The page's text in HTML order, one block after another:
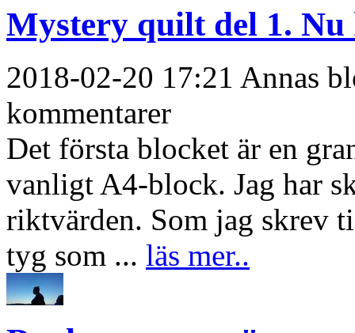
Mystery quilt del 1.
2018-02-20 17:21 Annas
kommentarer
Det första blocket är en
vanligt A4-block. Jag har
riktvärden. Som jag skrev
tyg som ... läs mer..